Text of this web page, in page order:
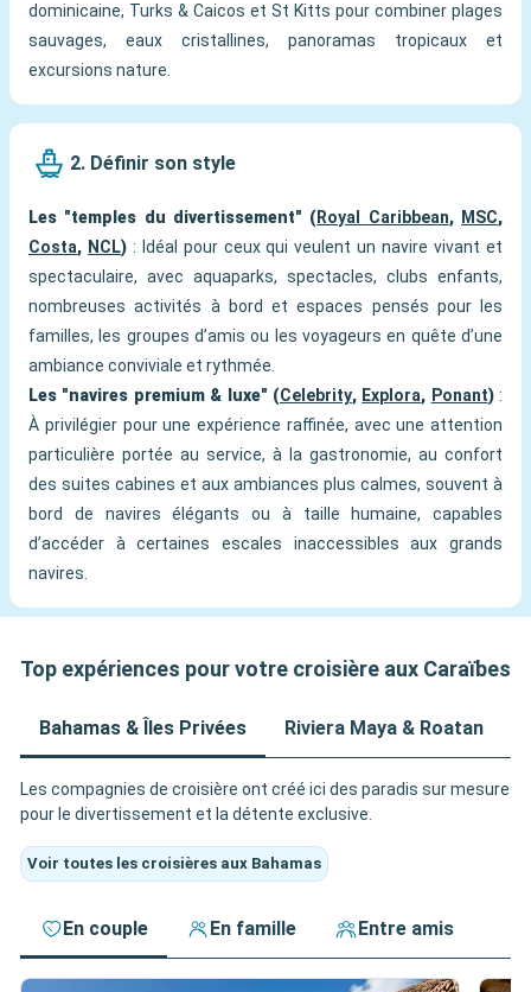
dominicaine, Turks & Caicos et St Kitts pour combiner plages
sauvages, eaux cristallines, panoramas tropicaux et
excursions nature.
2. Définir son style
Les "temples du divertissement" (Royal Caribbean, MSC,
Costa, NCL): Idéal pour ceux qui veulent un navire vivant et
spectaculaire, avec aquaparks, spectacles, clubs enfants,
nombreuses activités à bord et espaces pensés pour les
familles, les groupes d’amis ou les voyageurs en quête d’une
ambiance conviviale et rythmée.
Les "navires premium & luxe" (Celebrity, Explora, Ponant):
À privilégier pour une expérience raffinée, avec une attention
particulière portée au service, à la gastronomie, au confort
des suites cabines et aux ambiances plus calmes, souvent à
bord de navires élégants ou à taille humaine, capables
d’accéder à certaines escales inaccessibles aux grands
navires.
Top expériences pour votre croisière aux Caraïbes
Bahamas & Îles Privées Riviera Maya & Roatan
Les compagnies de croisière ont créé ici des paradis sur mesure
pour le divertissement et la détente exclusive.
Voir toutes les croisières aux Bahamas
En couple En famille Entre amis